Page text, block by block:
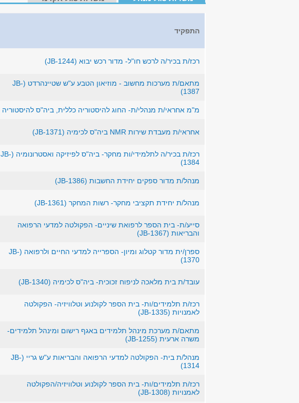
התפקיד
רכז/ת בכיר/ה לרכש חו"ל- מדור רכש יבוא (JB-1244)
מתאם/ת מערכות מחשוב - מוזיאון הטבע ע"ש שטיינהרדט (JB-
1387)
מ"מ אחראי/ת מנהלי/ת- החוג להיסטוריה כללית, ביה"ס להיסטוריה
אחראי/ת מעבדת שירות NMR ביה"ס לכימיה (JB-1371)
רכז/ת בכיר/ה לתלמידי/ות מחקר- ביה"ס לפיזיקה ואסטרונומיה (JB-
1384)
מנהל/ת מדור ספקים יחידת החשבות (JB-1386)
מנהל/ת יחידת תקציבי מחקר- רשות המחקר (JB-1361)
סייע/ת- בית הספר לרפואת שיניים- הפקולטה למדעי הרפואה
והבריאות (JB-1367)
ספרן/ית מדור קטלוג ומיון- הספרייה למדעי החיים ולרפואה (JB-
1370)
עובד/ת בית מלאכה לניפוח זכוכית- ביה"ס לכימיה (JB-1340)
רכז/ת תלמידים/ות- בית הספר לקולנוע וטלוויזיה- הפקולטה
לאמנויות (JB-1335)
מתאם/ת מערכת מינהל תלמידים באגף רישום ומינהל תלמידים-
משרה ארעית (JB-1255)
מנהל/ת בית- הפקולטה למדעי הרפואה והבריאות ע"ש גריי (JB-
1314)
רכז/ת תלמידים/ות- בית הספר לקולנוע וטלוויזיה/הפקולטה
לאמנויות (JB-1308)